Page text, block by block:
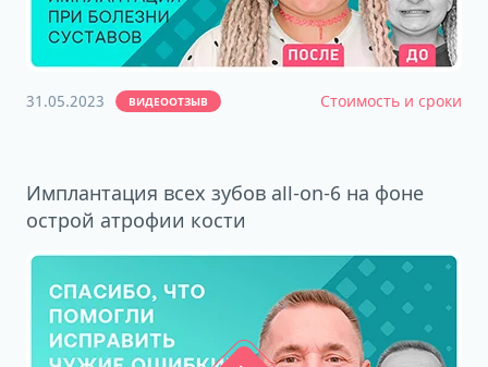
31.05.2023 ВИДЕООТЗЫВ Стоимость и сроки
Имплантация всех зубов all-on-6 на фоне
острой атрофии кости